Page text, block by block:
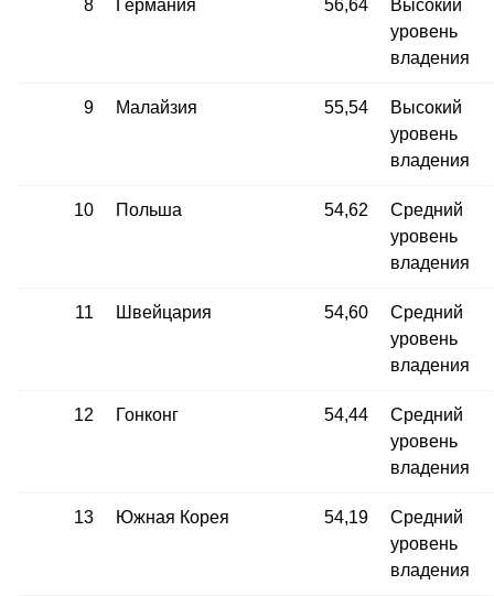
8 Германия 56,64
Высокий
уровень
владения
9 Малайзия 55,54
Высокий
уровень
владения
10 Польша 54,62
Средний
уровень
владения
11 Швейцария 54,60
Средний
уровень
владения
12 Гонконг 54,44
Средний
уровень
владения
13 Южная Корея 54,19
Средний
уровень
владения